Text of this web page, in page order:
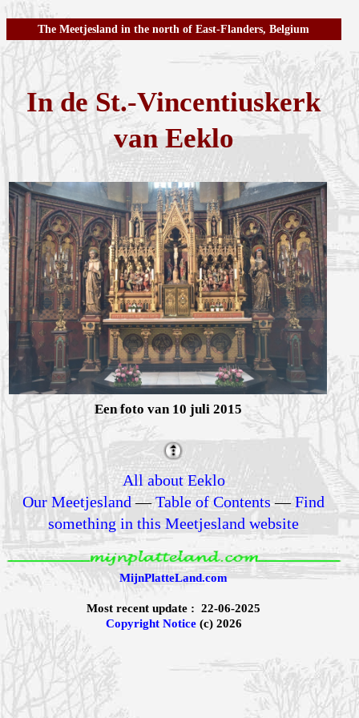
The Meetjesland in the north of East-Flanders, Belgium
In de St.-Vincentiuskerk
van Eeklo
Een foto van 10 juli 2015
All about Eeklo
Our Meetjesland—Table of Contents—Find
something in this Meetjesland website
MijnPlatteLand.com
Most recent update : 22-06-2025
Copyright Notice(c) 2026